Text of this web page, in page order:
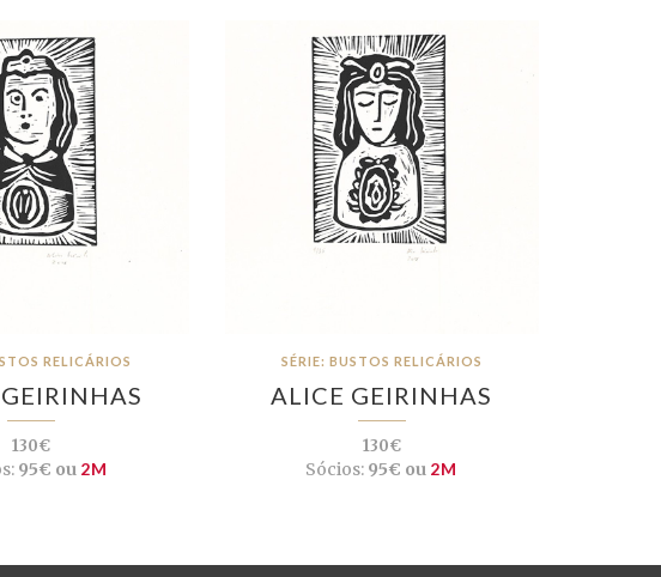
RELICÁRIOS
130€
95€ ou 2M
SÉRIE: BUSTOS RELICÁRIOS
ALICE GEIRINHAS
130€
Sócios: 95€ ou 2M